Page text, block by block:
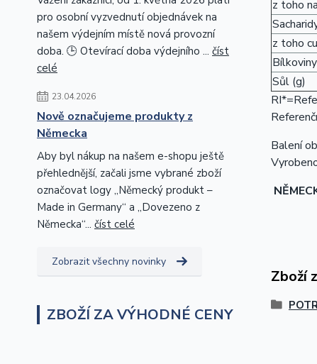
pro osobní vyzvednutí objednávek na
našem výdejním místě nová provozní
doba. 🕒 Otevírací doba výdejního ... číst
celé
23.04.2026
Nově označujeme produkty z
Německa
Aby byl nákup na našem e-shopu ještě
přehlednější, začali jsme vybrané zboží
označovat logy „Německý produkt –
Made in Germany“ a „Dovezeno z
Německa“... číst celé
Zobrazit všechny novinky
ZBOŽÍ ZA VÝHODNÉ CENY
z toho
z toho
Sůl (g)
Balení
Zboží